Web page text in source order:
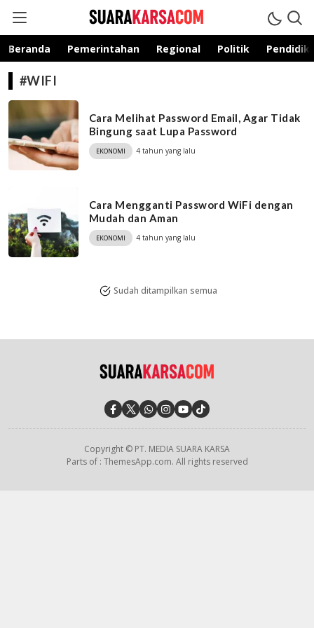
suarakarsa.com
Informasi terpercaya
Beranda Pemerintahan Regional Politik
#WIFI
Cara Melihat Password Email, Agar Tidak
Bingung saat Lupa Password
EKONOMI 4 tahun yang lalu
Cara Mengganti Password WiFi dengan
Mudah dan Aman
EKONOMI 4 tahun yang lalu
Sudah ditampilkan semua
Copyright © PT. MEDIA SUARA KARSA
Parts of : ThemesApp.com. All rights reserved